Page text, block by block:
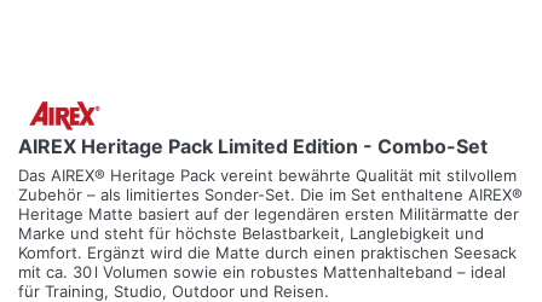
AIREX Heritage Pack Limited Edition - Combo-Set
Das AIREX® Heritage Pack vereint bewährte Qualität mit stilvollem
Zubehör – als limitiertes Sonder-Set. Die im Set enthaltene AIREX®
Heritage Matte basiert auf der legendären ersten Militärmatte der
Marke und steht für höchste Belastbarkeit, Langlebigkeit und
Komfort. Ergänzt wird die Matte durch einen praktischen Seesack
mit ca. 30 l Volumen sowie ein robustes Mattenhalteband – ideal
für Training, Studio, Outdoor und Reisen.